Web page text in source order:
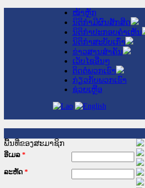
ໜ້າຫຼັກ
ນິຕິກໍາມີຜົນສັກສິດ
ນິຕິກໍາປະກອບຄໍາເຫັນ
ນິຕິກໍາສະບັບເກົ່າ
ຂ່າວສານສໍາຄັນ
ເວັບໄຊອື່ນໆ
ຕິດຕໍ່ພວກເຮົາ
ກ່ຽວກັບພວກເຮົາ
ຊ່ວຍເຫຼືອ
ພື້ນທີ່ຂອງສະມາຊິກ
ອີເມລ *
ລະຫັດ *